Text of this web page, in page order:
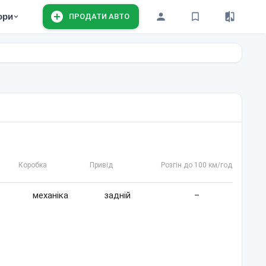
ПРОДАТИ АВТО
Коробка Привід Розгін до 100 км/год
механіка задній –